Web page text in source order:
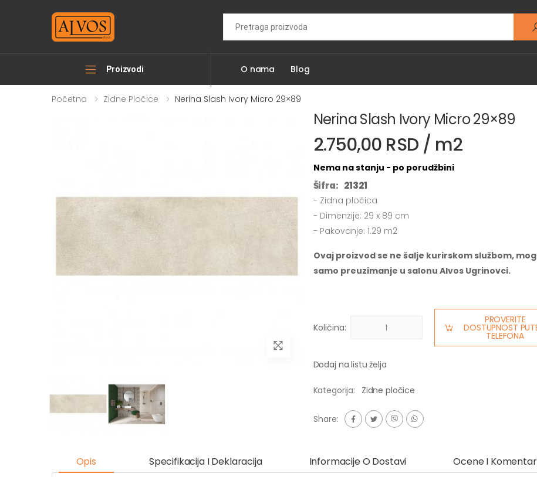
Proizvodi O nama Blog
Početna Zidne Pločice Nerina Slash Ivory Micro 29×89
Nerina Slash Ivory Micro 29×89
2.750,00 RSD / m2
Nema na stanju - po porudžbini
Šifra: 21321
- Zidna pločica
- Dimenzije: 29 x 89 cm
- Pakovanje: 1.29 m2
Ovaj proizvod se ne šalje kurirskom službom,
samo preuzimanje u salonu Alvos Ugrinovci.
Količina:
PROVERITE
DOSTUPNOST
TELEFONA
Dodaj na listu želja
Kategorija: Zidne pločice
Share:
Opis Specifikacija I Deklaracija Informacije O Dostavi Ocene I